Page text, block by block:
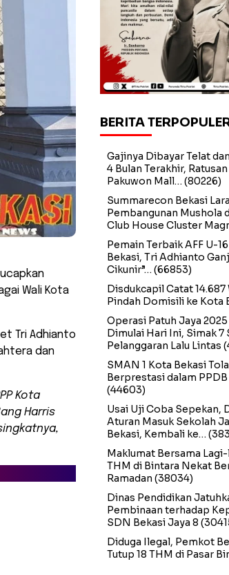
Wali Kota
Tri Adhianto
dan
Kota
Harris
BERITA
Gajinya Dibayar Telat
4 Bulan Terakhir,
Pakuwon Mall… (80226)
Summarecon Bekasi
Pembangunan Mushola
Club House Cluster
Pemain Terbaik AFF U-
Bekasi, Tri Adhianto
Cikunir”… (66853)
Disdukcapil Catat
Pindah Domisili ke Kota
Operasi Patuh Jaya
Dimulai Hari Ini, Simak 7
Pelanggaran Lalu Lintas
SMAN 1 Kota Bekasi
Berprestasi dalam
(44603)
Usai Uji Coba Sepekan,
Aturan Masuk Sekolah
Bekasi, Kembali ke…
Maklumat Bersama
THM di Bintara Nekat
Ramadan (38034)
Dinas Pendidikan
Pembinaan terhadap
SDN Bekasi Jaya 8
Diduga Ilegal, Pemkot
Tutup 18 THM di Pasar